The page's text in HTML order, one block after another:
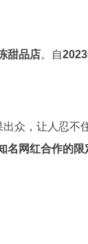
甜品店。自
众，让人忍
名网红合作的限